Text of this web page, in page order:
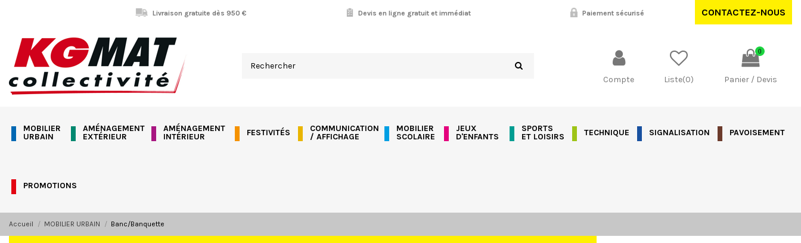
Livraison gratuite dès 950 € Devis en ligne gratuit et immédiat Paiement sécurisé CONTACTEZ-NOUS
Compte Liste(0)
0
Panier / Devis
MOBILIER
URBAIN
AMÉNAGEMENT
EXTÉRIEUR
AMÉNAGEMENT
INTÉRIEUR
FESTIVITÉS
COMMUNICATION
/ AFFICHAGE
MOBILIER
SCOLAIRE
JEUX
D'ENFANTS
SPORTS
ET LOISIRS
TECHNIQUE SIGNALISATION PAVOISEMENT
PROMOTIONS
Accueil MOBILIER URBAIN Banc/Banquette